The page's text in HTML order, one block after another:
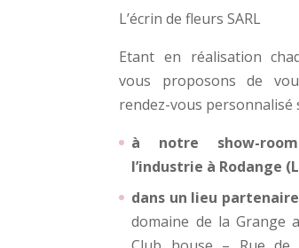
L’écrin de fleurs SARL
Etant en réalisation
vous proposons de
rendez-vous personnalisé
à notre show-
l’industrie à Rodange
dans un lieu partenaire
domaine de la Grange